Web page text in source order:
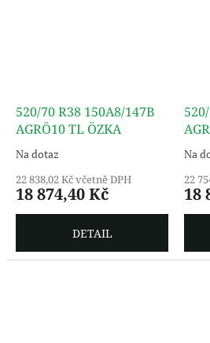
520/70 R38 150A8/147B
AGRÖ10 TL ÖZKA
Na dotaz
22 838,02 Kč včetně DPH
18 874,40 Kč
DETAIL
Na
22
18